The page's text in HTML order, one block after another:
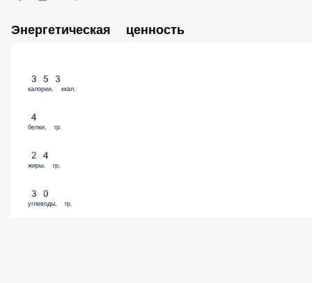
Энергетическая ценность
353
калории, ккал.
4
белки, гр.
24
жиры, гр.
30
углеводы, гр.